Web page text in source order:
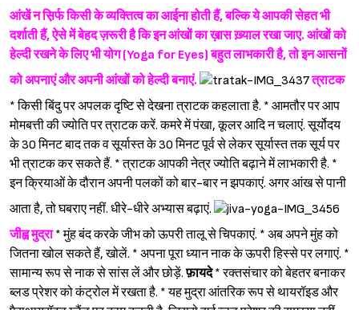
आंखें न स़िर्फ किसी के व्यक्तित्व का आईना होती हैं, बल्कि ये आपकी सेहत भी
दर्शाती हैं, ऐसे में बेहद ज़रूरी है कि इन आंखों का ख़ास ख़्याल रखा जाए. आंखों को
हेल्दी रखने के लिए भी योग (Yoga for Eyes) बहुत लाभकारी है, तो इन आसनों
को अपनाएं और अपनी आंखों को हेल्दी बनाएं.
त्राटक
* किसी बिंदु पर अपलक दृष्टि से देखना त्राटक कहलाता है. * आमतौर पर आप
मोमबत्ती की ज्योति पर त्राटक करें. कमरे में पंखा, कूलर आदि न चलाएं. सूर्योदय
के 30 मिनट बाद तक व सूर्यास्त के 30 मिनट पूर्व से लेकर सूर्यास्त तक सूर्य पर
भी त्राटक कर सकते हैं. * त्राटक आपकी नेत्र ज्योति बढ़ाने में लाभकारी है. *
इन क्रियाओं के दौरान अपनी पलकों को बार-बार न झपकाएं. अगर आंख से पानी
आता है, तो घबराए नहीं. धीरे-धीरे अभ्यास बढ़ाएं.
जीह्व मुद्रा* मुंह बंद करके जीभ को ऊपरी तालू से चिपकाएं. * अब अपने मुंह को
जितना खोल सकते हैं, खोलें. * अपना पूरा ध्यान नाक के ऊपरी हिस्से पर लगाएं. *
सामान्य रूप से नाक से सांस लें और छोड़ें.फ़ायदे* रक्तसंचार को बेहतर बनाकर
ब्लड प्रेशर को कंट्रोल में रखता है. * यह मुद्रा आंतरिक रूप से थायरॉइड और